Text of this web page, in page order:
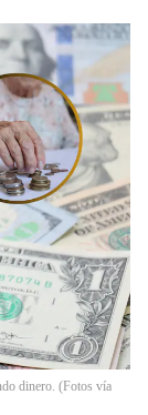
dinero. (Fotos vía